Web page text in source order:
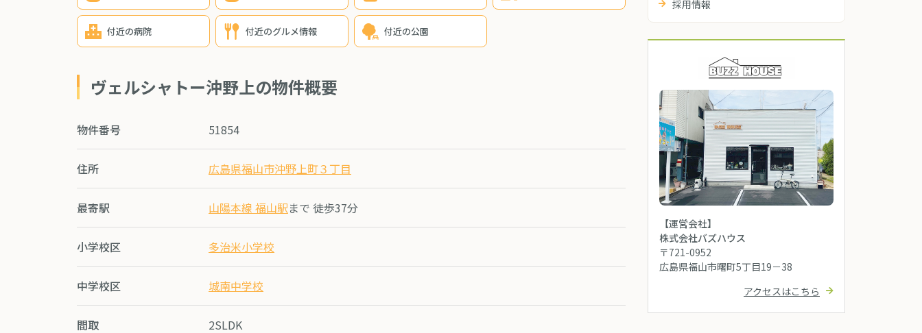
付近の病院 付近のグルメ情報 付近の公園
ヴェルシャトー沖野上の物件概要
物件番号 51854
住所 広島県福山市沖野上町３丁目
最寄駅 山陽本線 福山駅まで 徒歩37分
小学校区 多治米小学校
中学校区 城南中学校
間取 2SLDK
採用情報
【運営会社】
株式会社バズハウス
〒721-0952
広島県福山市曙町5丁目19－38
アクセスはこちら